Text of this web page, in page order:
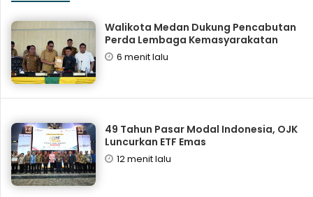
Walikota Medan Dukung Pencabutan
Perda Lembaga Kemasyarakatan
6 menit lalu
49 Tahun Pasar Modal Indonesia, OJK
Luncurkan ETF Emas
12 menit lalu